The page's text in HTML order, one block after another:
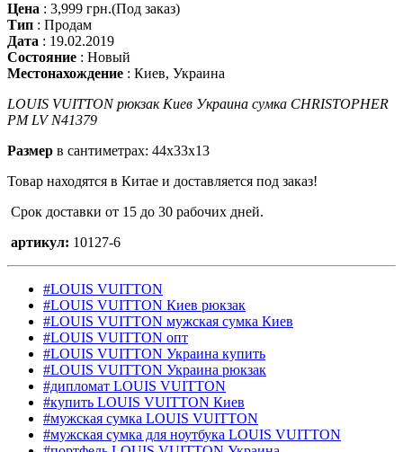
Цена : 3,999 грн.(Под заказ)
Тип : Продам
Дата : 19.02.2019
Состояние : Новый
Местонахождение : Киев, Украина
LOUIS VUITTON рюкзак Киев Украина сумка CHRISTOPHER
PM LV N41379
Размер в сантиметрах: 44x33x13
Товар находятся в Китае и доставляется под заказ!
Срок доставки от 15 до 30 рабочих дней.
артикул: 10127-6
#LOUIS VUITTON
#LOUIS VUITTON Киев рюкзак
#LOUIS VUITTON мужская сумка Киев
#LOUIS VUITTON опт
#LOUIS VUITTON Украина купить
#LOUIS VUITTON Украина рюкзак
#дипломат LOUIS VUITTON
#купить LOUIS VUITTON Киев
#мужская сумка LOUIS VUITTON
#мужская сумка для ноутбука LOUIS VUITTON